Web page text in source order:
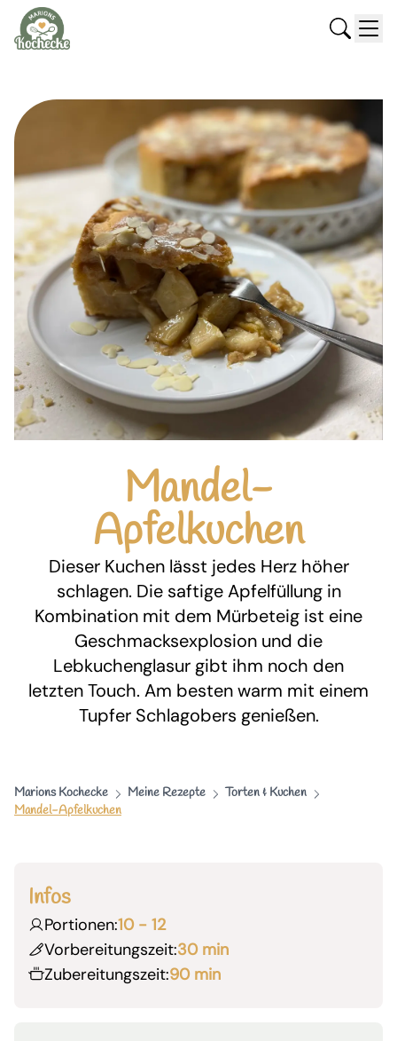
Mandel-
Apfelkuchen
Dieser Kuchen lässt jedes Herz höher
schlagen. Die saftige Apfelfüllung in
Kombination mit dem Mürbeteig ist eine
Geschmacksexplosion und die
Lebkuchenglasur gibt ihm noch den
letzten Touch. Am besten warm mit einem
Tupfer Schlagobers genießen.
Marions Kochecke Meine Rezepte
Torten & Kuchen
Mandel-Apfelkuchen
Infos
Portionen:10 - 12
Vorbereitungszeit:30 min
Zubereitungszeit:90 min